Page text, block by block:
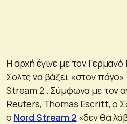
Η αρχή έγινε με τον
Σολτς να βάζει «στον
Stream 2 . Σύμφωνα με τον
Reuters, Thomas Escritt, ο
ο Nord Stream 2 «δεν θα